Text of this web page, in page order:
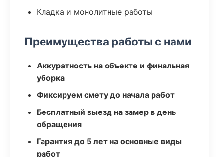
Кладка и монолитные работы
Преимущества работы с нами
Аккуратность на объекте и финальная
уборка
Фиксируем смету до начала работ
Бесплатный выезд на замер в день
обращения
Гарантия до 5 лет на основные виды
работ